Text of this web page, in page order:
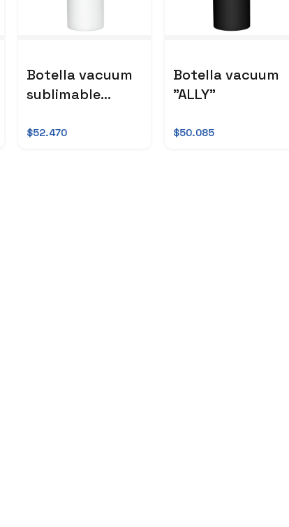
Botella vacuum
sublimable
$52.470
Botella vacuum
"ALLY"
$50.085